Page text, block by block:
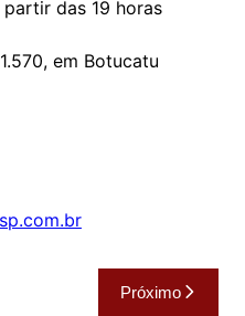
partir das 19 horas
em Botucatu
Próximo